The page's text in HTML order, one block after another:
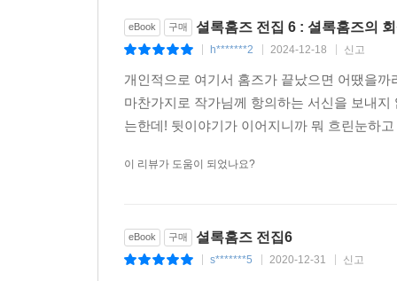
eBook 구매 셜록홈즈 전집 6 : 셜록홈즈의
h*******2 2024-12-18 신고
개인적으로 여기서 홈즈가 끝났으면 어땠을
마찬가지로 작가님께 항의하는 서신을 보내
는한데! 뒷이야기가 이어지니까 뭐 흐린눈하
이 리뷰가 도움이 되었나요?
eBook 구매 셜록홈즈 전집6
s*******5 2020-12-31 신고